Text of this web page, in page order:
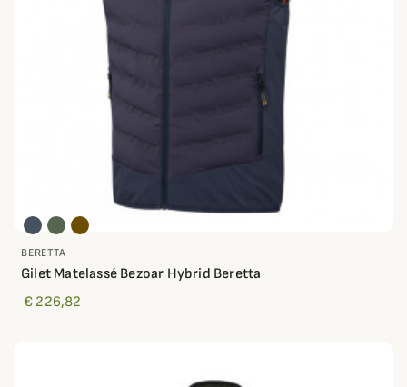
BERETTA
Gilet Matelassé Bezoar Hybrid Beretta
€ 226,82